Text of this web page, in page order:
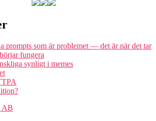
prompts som är problemet — det är när det tar
fungera
synligt i memes
AB